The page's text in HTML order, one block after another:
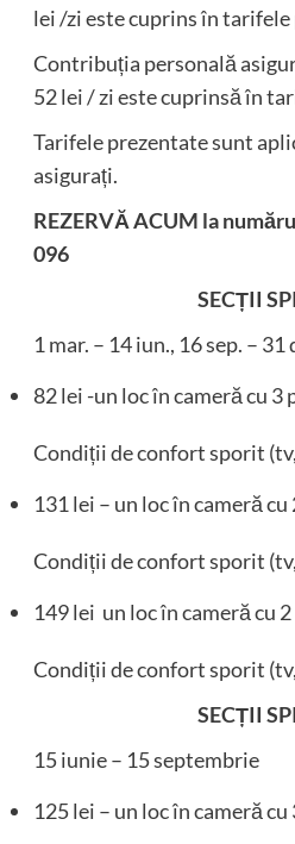
lei /zi este cuprins în
Contribuția personală
52 lei / zi este cuprinsă în
Tarifele prezentate sunt
asigurați.
REZERVĂ ACUM la
096
SECȚII
1 mar. – 14 iun., 16 sep. – 31
82 lei -un loc în cameră cu 3
Condiții de confort sporit
131 lei – un loc în cameră
Condiții de confort sporit
149 lei un loc în cameră cu
Condiții de confort sporit
SECȚII
15 iunie – 15 septembrie
125 lei – un loc în cameră